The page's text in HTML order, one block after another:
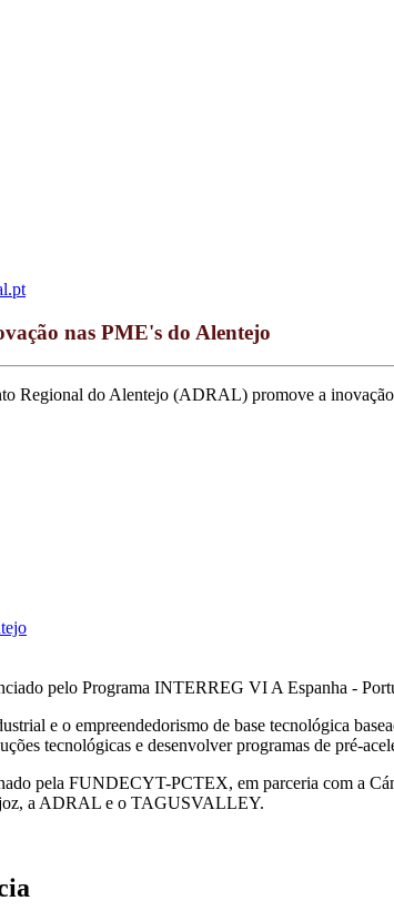
nas PME's do Alentejo
Regional do Alentejo (ADRAL) promove a
pelo Programa INTERREG VI A Espanha -
e o empreendedorismo de base tecnológica
tecnológicas e desenvolver programas de pré-
pela FUNDECYT-PCTEX, em parceria com a
a ADRAL e o TAGUSVALLEY.